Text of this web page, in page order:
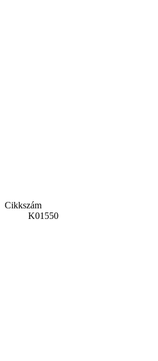
Cikkszám
K01550